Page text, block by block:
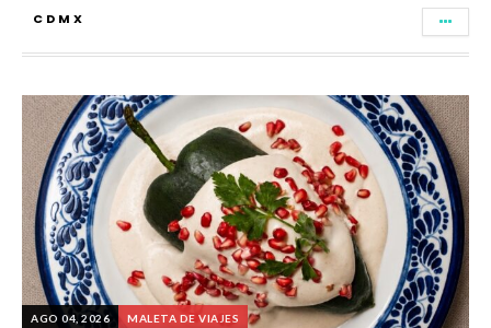
CDMX
AGO 04, 2026 MALETA DE VIAJES